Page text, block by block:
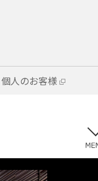
個人のお客様